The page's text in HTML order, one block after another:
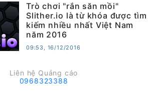
Trò chơi "rắn săn mồi"
Slither.io là từ khóa được tìm
kiếm nhiều nhất Việt Nam
năm 2016
09:53, 16/12/2016
Liên hệ Quảng cáo
0968323388